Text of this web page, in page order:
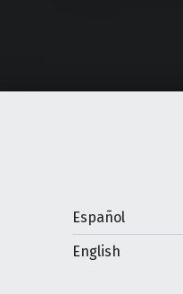
Español
English